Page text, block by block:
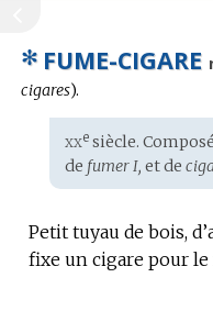
✻ FUME-CIGARE
cigares).
Étymologie
:
xxesiècle.
de fumer I, et de
Petit tuyau de bois,
fixe un cigare pour le